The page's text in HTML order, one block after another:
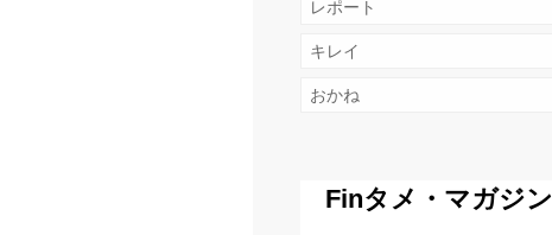
レポート
キレイ
おかね
Finタメ・マガジン